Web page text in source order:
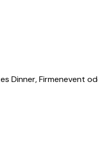
Dinner, Firmenevent